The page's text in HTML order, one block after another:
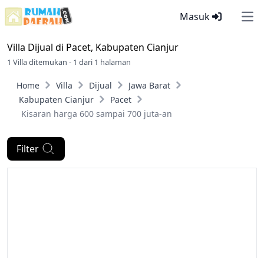
Masuk
Villa Dijual di Pacet, Kabupaten Cianjur
1 Villa ditemukan - 1 dari 1 halaman
Home Villa Dijual
Jawa Barat
Kabupaten Cianjur
Pacet
Kisaran harga 600 sampai 700 juta-an
Filter